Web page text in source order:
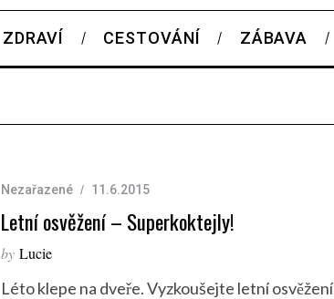
ZDRAVÍ CESTOVÁNÍ ZÁBAVA
Nezařazené 11.6.2015
Letní osvěžení – Superkoktejly!
by Lucie
Léto klepe na dveře. Vyzkoušejte letní osvěžení